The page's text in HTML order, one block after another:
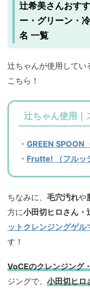
辻希美さんおす
ー・グリーン・
名 一覧
辻ちゃんが使用してい
こちら！
辻ちゃん使用｜
・ GREEN SPOON
・ Frutte! （フルッ
ちなみに、 毛穴汚れや
方に小田切ヒロさん・
ットクレンジングゲル
す！
VoCEのクレンジング
ジングで、 小田切ヒロ